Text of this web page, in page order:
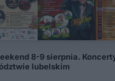
8-9 sierpnia.
lubelskim